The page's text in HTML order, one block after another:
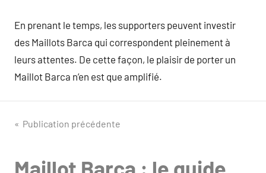
En prenant le temps, les supporters peuvent investir
des Maillots Barca qui correspondent pleinement à
leurs attentes. De cette façon, le plaisir de porter un
Maillot Barca n’en est que amplifié.
Navigation
Publication précédente
Maillot Barca : le guide